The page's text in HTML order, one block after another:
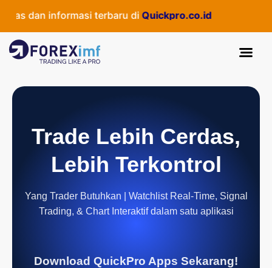
dan informasi terbaru diQuickpro.co.id
Trade Lebih Cerdas,
Lebih Terkontrol
Yang Trader Butuhkan | Watchlist Real-Time, Signal
Trading, & Chart Interaktif dalam satu aplikasi
Download QuickPro Apps Sekarang!